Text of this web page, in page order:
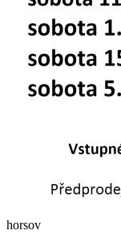
horsov